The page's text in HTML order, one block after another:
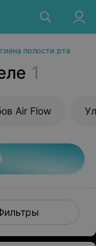
полости рта
1
Air Flow